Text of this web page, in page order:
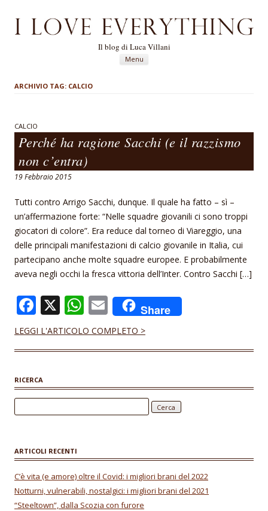
Il blog di Luca Villani
Menu
ARCHIVIO TAG: CALCIO
CALCIO
Perché ha ragione Sacchi (e il razzismo
non c’entra)
19 Febbraio 2015
Tutti contro Arrigo Sacchi, dunque. Il quale ha fatto – sì –
un’affermazione forte: “Nelle squadre giovanili ci sono troppi
giocatori di colore”. Era reduce dal torneo di Viareggio, una
delle principali manifestazioni di calcio giovanile in Italia, cui
partecipano anche molte squadre europee. E probabilmente
aveva negli occhi la fresca vittoria dell’Inter. Contro Sacchi […]
F
ac
e
o
o
k
X W
h
at
A
p
p
E
m
ai
Share
LEGGI L'ARTICOLO COMPLETO >
RICERCA
ARTICOLI RECENTI
C’è vita (e amore) oltre il Covid: i migliori brani del 2022
Notturni, vulnerabili, nostalgici: i migliori brani del 2021
“Steeltown”, dalla Scozia con furore